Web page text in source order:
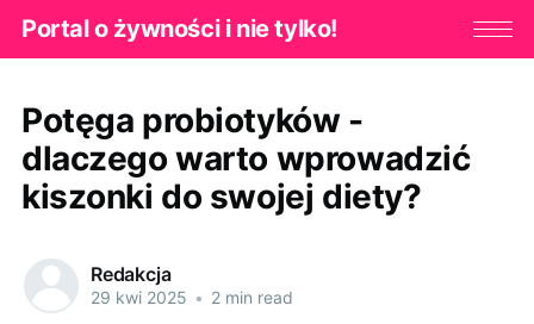
Portal o żywności i nie tylko!
Potęga probiotyków -
dlaczego warto wprowadzić
kiszonki do swojej diety?
Redakcja
29 kwi 2025 • 2 min read